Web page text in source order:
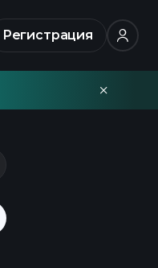
Регистрация